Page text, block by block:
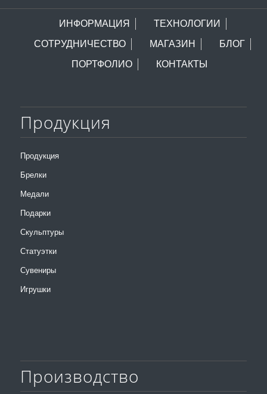
ИНФОРМАЦИЯ
ТЕХНОЛОГИИ
СОТРУДНИЧЕСТВО
МАГАЗИН
БЛОГ
ПОРТФОЛИО
КОНТАКТЫ
Продукция
Продукция
Брелки
Медали
Подарки
Скульптуры
Статуэтки
Сувениры
Игрушки
Производство